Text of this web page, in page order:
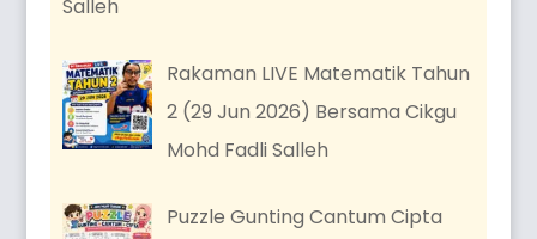
Salleh
Rakaman LIVE Matematik Tahun
2 (29 Jun 2026) Bersama Cikgu
Mohd Fadli Salleh
Puzzle Gunting Cantum Cipta